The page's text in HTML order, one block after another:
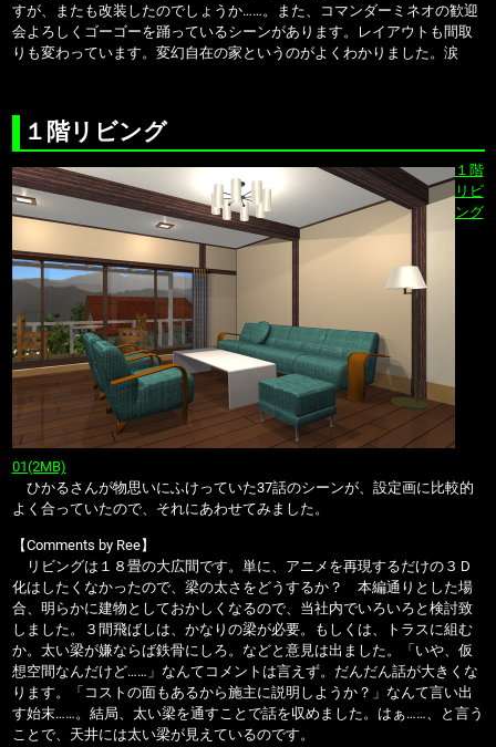
すが、またも改装したのでしょうか……。また、コマンダーミネオの歓迎
会よろしくゴーゴーを踊っているシーンがあります。レイアウトも間取
りも変わっています。変幻自在の家というのがよくわかりました。涙
１階リビング
１階
リビ
ング
01(2MB)
ひかるさんが物思いにふけっていた37話のシーンが、設定画に比較的
よく合っていたので、それにあわせてみました。
【Comments by Ree】
リビングは１８畳の大広間です。単に、アニメを再現するだけの３Ｄ
化はしたくなかったので、梁の太さをどうするか？ 本編通りとした場
合、明らかに建物としておかしくなるので、当社内でいろいろと検討致
しました。３間飛ばしは、かなりの梁が必要。もしくは、トラスに組む
か。太い梁が嫌ならば鉄骨にしろ。などと意見は出ました。「いや、仮
想空間なんだけど……」なんてコメントは言えず。だんだん話が大きくな
ります。「コストの面もあるから施主に説明しようか？」なんて言い出
す始末……。結局、太い梁を通すことで話を収めました。はぁ……、と言う
ことで、天井には太い梁が見えているのです。